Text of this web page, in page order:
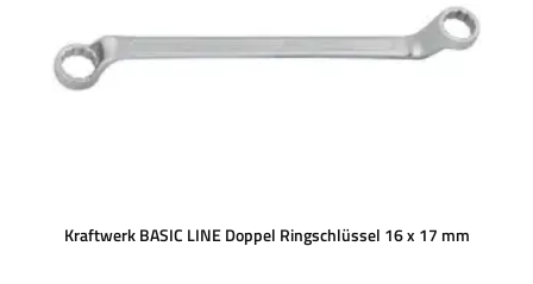
Kraftwerk BASIC LINE Doppel Ringschlüssel 16 x 17 mm